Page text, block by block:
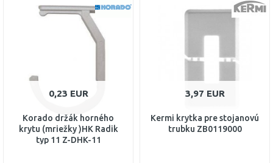
DO KOŠÍKA
Porovnať
DO KOŠÍKA
0,23 EUR
Korado držák horného
krytu (mriežky )HK Radik
typ 11 Z-DHK-11
3,97 EUR
Kermi krytka pre stojanovú
trubku ZB0119000